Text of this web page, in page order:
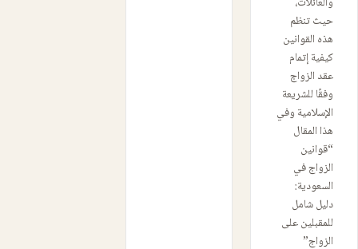
حيث تنظم
هذه القوانين
كيفية إتمام
عقد الزواج
وفقًا للشريعة
الإسلامية وفي
هذا المقال
“قوانين
الزواج في
السعودية:
دليل شامل
للمقبلين على
الزواج”